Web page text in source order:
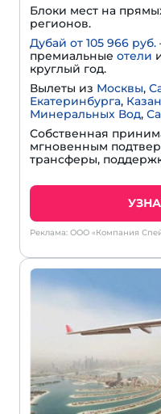
Блоки мест на
регионов.
Дубай от 105 966 руб.
премиальные отели
круглый год.
Вылеты из Москвы,
Екатеринбурга,
Минеральных Вод,
Собственная
мгновенным
трансферы,
Реклама: ООО «Компания